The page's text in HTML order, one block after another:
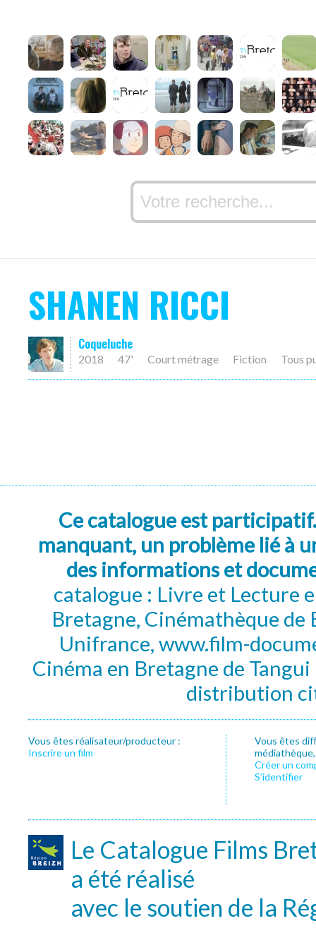
SHANEN RICCI
Coqueluche
2018 47' Court métrage Fiction Tous
Ce catalogue est
manquant, un problème lié à
des informations et
catalogue : Livre et Lecture
Bretagne, Cinémathèque de
Unifrance, www.film-
Cinéma en Bretagne de
distribution
Vous êtes réalisateur/producteur :
Inscrire un film
Vous êtes
Créer un
S’identifier
Le Catalogue Films
a été réalisé
avec le soutien de la